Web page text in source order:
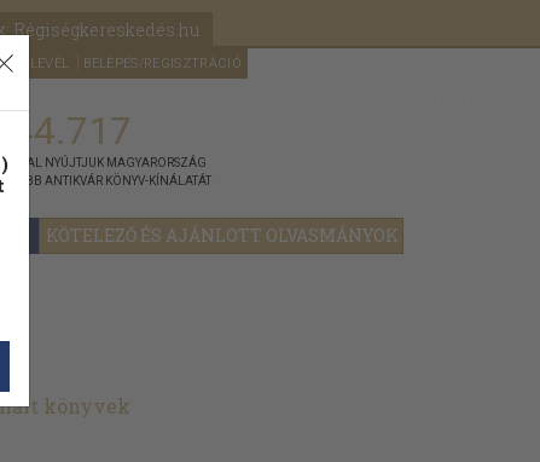
Régiségkereskedés.hu
HÍRLEVÉL BELÉPÉS/REGISZTRÁCIÓ
KÖTELEZŐ ÉS AJÁNLOTT OLVASMÁNYOK
NYÚJTJUK MAGYARORSZÁG
ANTIKVÁR KÖNYV-KÍNÁLATÁT
könyvek